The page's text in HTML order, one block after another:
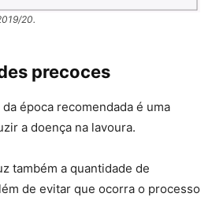
20.
precoces
época recomendada é uma
a doença na lavoura.
também a quantidade de
de evitar que ocorra o processo